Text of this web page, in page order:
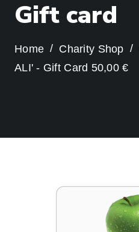
Gift card
Home Charity Shop
ALI' - Gift Card 50,00 €